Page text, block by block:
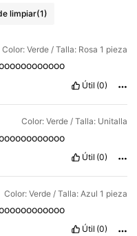
limpiar(1)
Color: Verde / Talla: Rosa 1 pieza
Útil (0)
Color: Verde / Talla: Unitalla
Útil (0)
Color: Verde / Talla: Azul 1 pieza
Útil (0)